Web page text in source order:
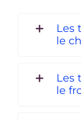
Les
le
Les
le